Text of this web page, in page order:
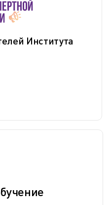
Института